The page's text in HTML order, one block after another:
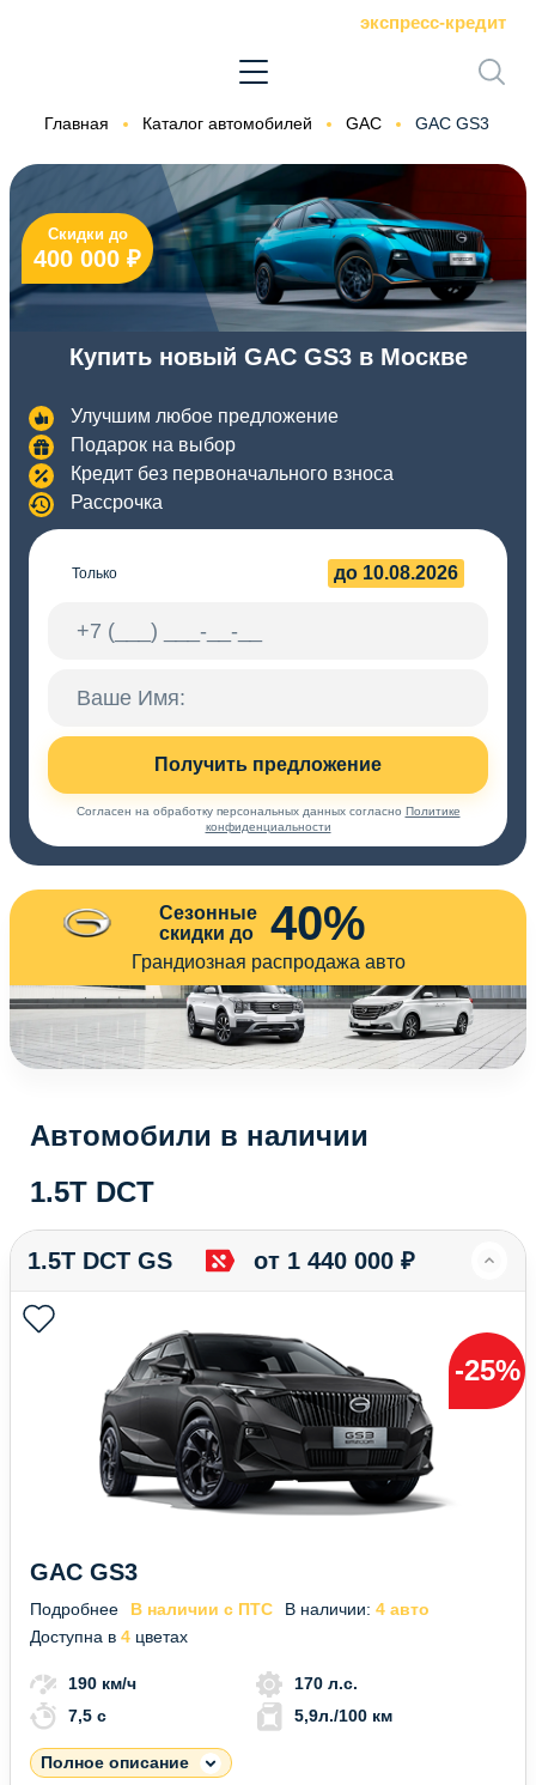
экспресс-кредит
Главная Каталог автомобилей GAC GAC GS3
Купить новый GAC GS3 в Москве
Улучшим любое предложение
Подарок на выбор
Кредит без первоначального взноса
Рассрочка
Скидки до
400 000 ₽
Только до 10.08.2026
Получить предложение
Согласен на обработку персональных данных согласно Политике
конфиденциальности
Сезонные
скидки до
40%
Грандиозная распродажа авто
Автомобили в наличии
1.5T DCT
1.5T DCT GS от 1 440 000 ₽
-25%
GAC GS3
Подробнее В наличии с ПТС В наличии: 4 авто
Доступна в 4 цветах
190 км/ч
170 л.с.
7,5 c
5,9л./100 км
Полное описание